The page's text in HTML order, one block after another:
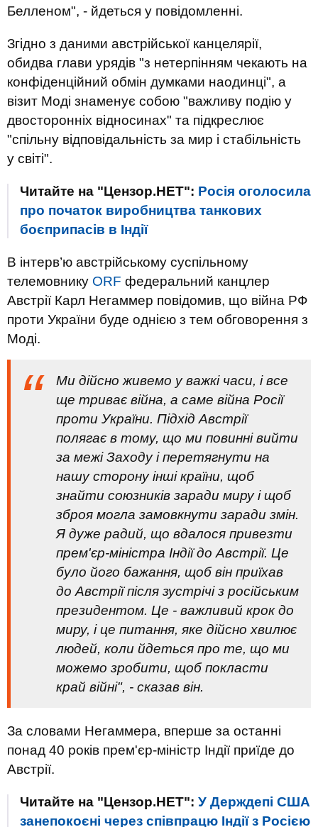
Белленом", - йдеться у повідомленні.
Згідно з даними австрійської канцелярії,
обидва глави урядів "з нетерпінням чекають на
конфіденційний обмін думками наодинці", а
візит Моді знаменує собою "важливу подію у
двосторонніх відносинах" та підкреслює
"спільну відповідальність за мир і стабільність
у світі".
Читайте на "Цензор.НЕТ": Росія оголосила
про початок виробництва танкових
боєприпасів в Індії
В інтерв’ю австрійському суспільному
телемовнику ORF федеральний канцлер
Австрії Карл Негаммер повідомив, що війна РФ
проти України буде однією з тем обговорення з
Моді.
Ми дійсно живемо у важкі часи, і все
ще триває війна, а саме війна Росії
проти України. Підхід Австрії
полягає в тому, що ми повинні вийти
за межі Заходу і перетягнути на
нашу сторону інші країни, щоб
знайти союзників заради миру і щоб
зброя могла замовкнути заради змін.
Я дуже радий, що вдалося привезти
прем'єр-міністра Індії до Австрії. Це
було його бажання, щоб він приїхав
до Австрії після зустрічі з російським
президентом. Це - важливий крок до
миру, і це питання, яке дійсно хвилює
людей, коли йдеться про те, що ми
можемо зробити, щоб покласти
край війні", - сказав він.
За словами Негаммера, вперше за останні
понад 40 років прем'єр-міністр Індії приїде до
Австрії.
Читайте на "Цензор.НЕТ": У Держдепі США
занепокоєні через співпрацю Індії з Росією